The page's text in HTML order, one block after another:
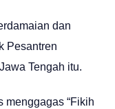
dan
Pesantren
Tengah itu.
menggagas “Fikih